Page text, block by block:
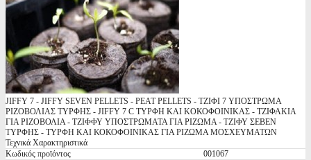
JIFFY 7 - JIFFY SEVEN PELLETS - PEAT PELLETS - TΖΙΦΙ 7 ΥΠΟΣΤΡΩΜΑ
ΡΙΖΟΒΟΛΙΑΣ ΤΥΡΦΗΣ - JIFFY 7 C ΤΥΡΦΗ ΚΑΙ KΟΚΟΦΟΙΝΙΚΑΣ - ΤΖΙΦΑΚΙΑ
ΓΙΑ ΡΙΖΟΒΟΛΙΑ - ΤΖΙΦΦΥ ΥΠΟΣΤΡΩΜΑΤΑ ΓΙΑ ΡΙΖΩΜΑ - ΤΖΙΦΥ ΣΕΒΕΝ
ΤΥΡΦΗΣ - ΤΥΡΦΗ ΚΑΙ ΚΟΚΟΦΟΙΝΙΚΑΣ ΓΙΑ ΡΙΖΩΜΑ ΜΟΣΧΕΥΜΑΤΩΝ
Τεχνικά Χαρακτηριστικά
Κωδικός προϊόντος
001067